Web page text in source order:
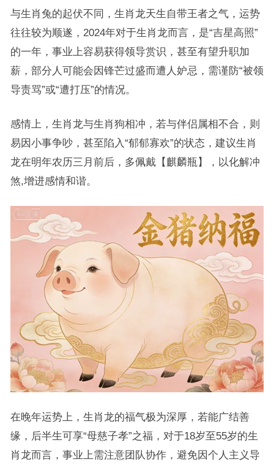
与生肖兔的起伏不同，生肖龙天生自带王者之气，运势
往往较为顺遂，2024年对于生肖龙而言，是“吉星高照”
的一年，事业上容易获得领导赏识，甚至有望升职加
薪，部分人可能会因锋芒过盛而遭人妒忌，需谨防“被领
导责骂”或“遭打压”的情况。
感情上，生肖龙与生肖狗相冲，若与伴侣属相不合，则
易因小事争吵，甚至陷入“郁郁寡欢”的状态，建议生肖
龙在明年农历三月前后，多佩戴【麒麟瓶】，以化解冲
煞,增进感情和谐。
在晚年运势上，生肖龙的福气极为深厚，若能广结善
缘，后半生可享“母慈子孝”之福，对于18岁至55岁的生
肖龙而言，事业上需注意团队协作，避免因个人主义导